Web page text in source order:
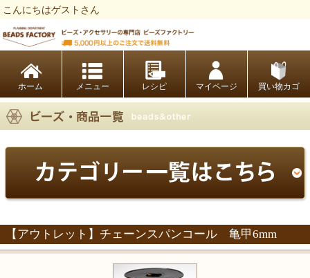
こんにちはゲストさん
ホーム レシピ マイページ 買い物カゴ
【アウトレット】チェーンスパンコール 亀甲6mm